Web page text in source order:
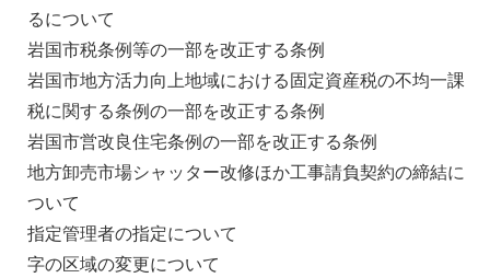
るについて
岩国市税条例等の一部を改正する条例
岩国市地方活力向上地域における固定資産税の不均一課
税に関する条例の一部を改正する条例
岩国市営改良住宅条例の一部を改正する条例
地方卸売市場シャッター改修ほか工事請負契約の締結に
ついて
指定管理者の指定について
字の区域の変更について